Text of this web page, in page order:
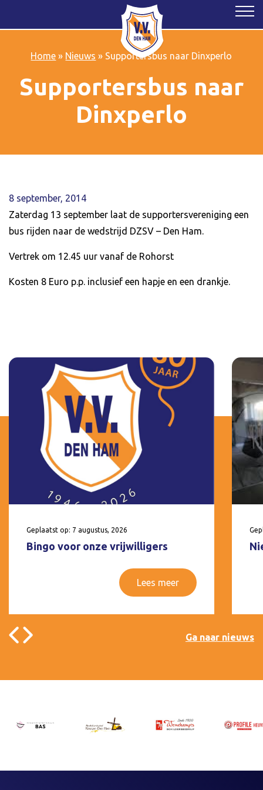
Home » Nieuws » Supportersbus naar Dinxperlo
Supportersbus naar
Dinxperlo
8 september, 2014
Zaterdag 13 september laat de supportersvereniging een
bus rijden naar de wedstrijd DZSV – Den Ham.
Vertrek om 12.45 uur vanaf de Rohorst
Kosten 8 Euro p.p. inclusief een hapje en een drankje.
Geplaatst op: 7 augustus, 2026
Bingo voor onze vrijwilligers
Lees meer
Ga naar nieuws